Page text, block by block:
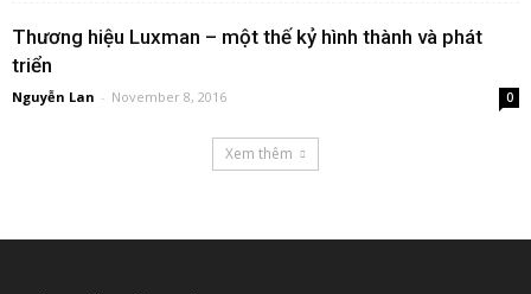
Thương hiệu Luxman – một thế kỷ hình thành và phát
triển
Nguyễn Lan - November 8, 2016 0
Xem thêm